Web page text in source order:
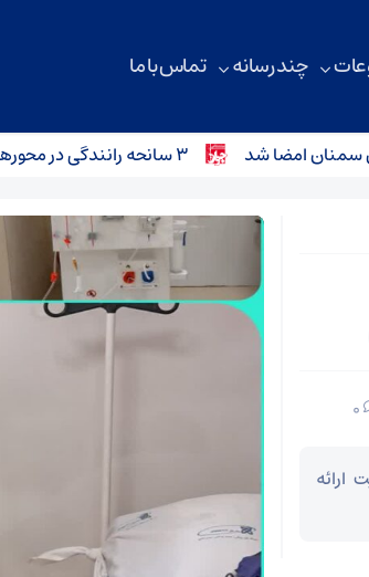
چند رسانه تماس با ما
۳ سانحه رانندگی در محورهای استان سمنان؛ کودک ۴ ساله جان باخت
۰
ارائه